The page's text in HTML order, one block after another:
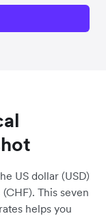
US dollar (USD)
This seven
helps you